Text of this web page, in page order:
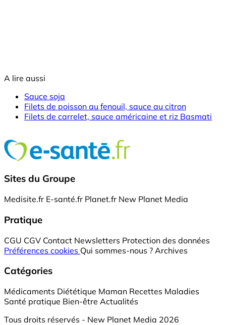
A lire aussi
Sauce soja
Filets de poisson au fenouil, sauce au citron
Filets de carrelet, sauce américaine et riz Basmati
Sites du Groupe
Medisite.fr E-santé.fr Planet.fr New Planet Media
Pratique
CGU CGV Contact Newsletters Protection des données
Préférences cookies Qui sommes-nous ? Archives
Catégories
Médicaments Diététique Maman Recettes Maladies
Santé pratique Bien-être Actualités
Tous droits réservés - New Planet Media 2026